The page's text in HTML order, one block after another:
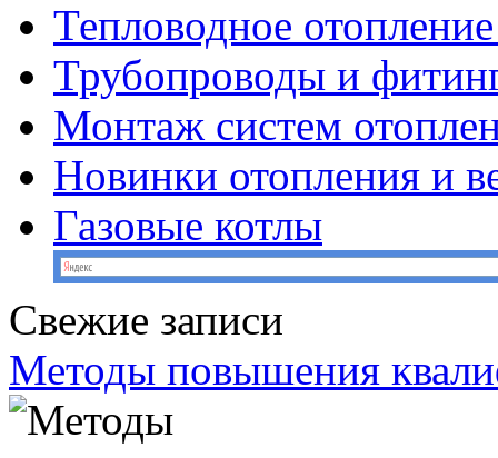
Тепловодное
Трубопроводы и
Монтаж систем
Новинки отопления и
Газовые котлы
Свежие записи
Методы повышения